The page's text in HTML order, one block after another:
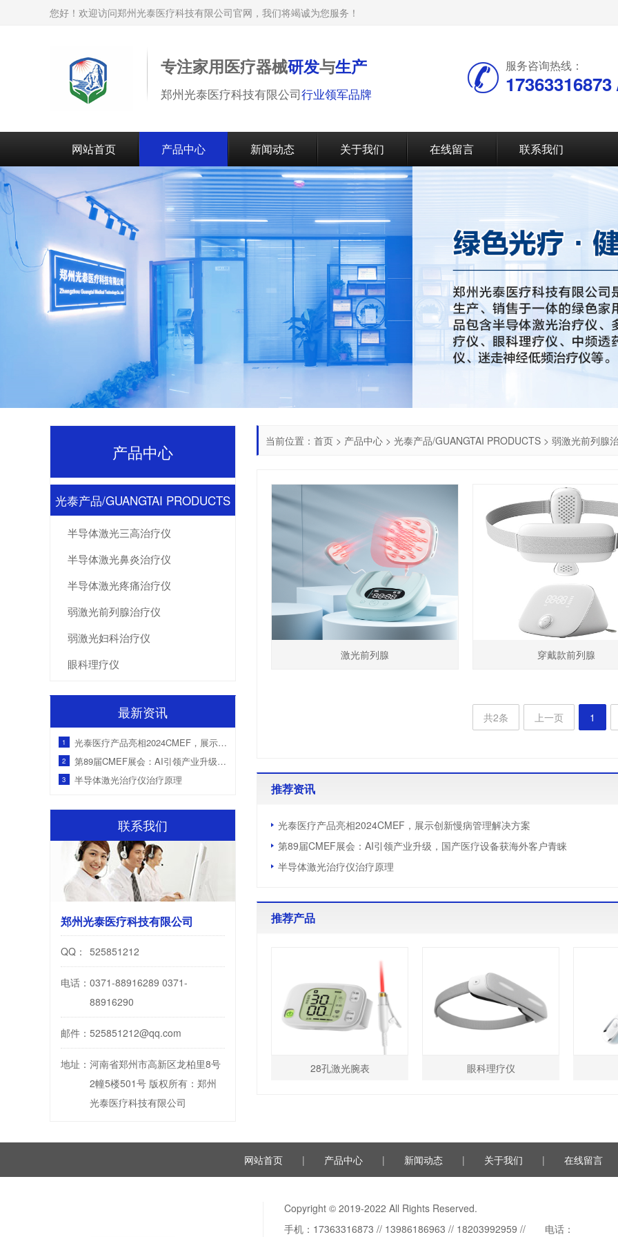
您好！欢迎访问郑州光泰医疗科技有限公司官网，我们将竭诚为您服务！
专注家用医疗器械研发与生产
郑州光泰医疗科技有限公司行业领军品牌
服务咨询热线：
网站首页 产品中心 新闻动态 关于我们 在线留言 联系我们
当前位置： 首页 > 产品中心 > 光泰产品/GUANGTAI PRODUCTS > 弱激光前列腺
激光前列腺 穿戴款前列腺
共2条 上一页 1
推荐资讯
光泰医疗产品亮相2024CMEF，展示创新慢病管理解决方案
第89届CMEF展会：AI引领产业升级，国产医疗设备获海外客户青睐
半导体激光治疗仪治疗原理
推荐产品
28孔激光腕表 眼科理疗仪
产品中心
光泰产品/GUANGTAI PRODUCTS
半导体激光三高治疗仪
半导体激光鼻炎治疗仪
半导体激光疼痛治疗仪
弱激光前列腺治疗仪
弱激光妇科治疗仪
眼科理疗仪
最新资讯
1 光泰医疗产品亮相2024CMEF，展示创新慢病管理解决方案
2 第89届CMEF展会：AI引领产业升级，国产医疗设备获海外客户青睐
3 半导体激光治疗仪治疗原理
联系我们
郑州光泰医疗科技有限公司
QQ： 525851212
电话： 0371-88916289 0371-
88916290
邮件： 525851212@qq.com
地址： 河南省郑州市高新区龙柏里8号
2幢5楼501号 版权所有：郑州
光泰医疗科技有限公司
网站首页 | 产品中心 | 新闻动态 | 关于我们 | 在线留言
Copyright © 2019-2022 All Rights Reserved.
手机：17363316873 // 13986186963 // 18203992959 // 电话：